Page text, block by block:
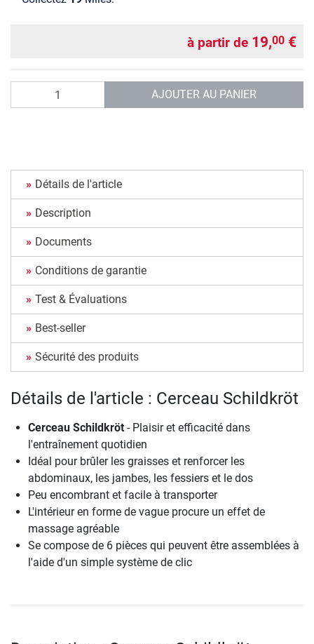
à partir de 19,00 €
AJOUTER AU PANIER
Détails de l'article
Description
Documents
Conditions de garantie
Test & Évaluations
Best-seller
Sécurité des produits
Détails de l'article : Cerceau Schildkröt
Cerceau Schildkröt - Plaisir et efficacité dans
l'entraînement quotidien
Idéal pour brûler les graisses et renforcer les
abdominaux, les jambes, les fessiers et le dos
Peu encombrant et facile à transporter
L'intérieur en forme de vague procure un effet de
massage agréable
Se compose de 6 pièces qui peuvent être assemblées à
l'aide d'un simple système de clic